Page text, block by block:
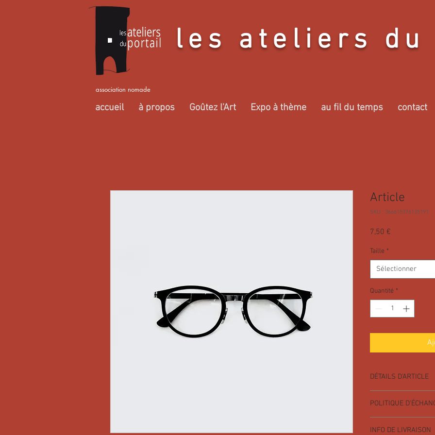
association nomade
les ateliers
accueil à propos Goûtez l'Art Expo à thème au fil du temps contact
Article
SKU : 366615376135191
7,50 €
Taille *
Sélectionner
Quantité *
DÉTAILS D'ARTICLE
: taille, matière et
idéal pour expliquer
clients.
POLITIQUE
visiteurs des
INFO DE LIVRAISON